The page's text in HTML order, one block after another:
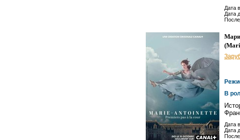
Дата
Дата
(
В
Дата
Дата